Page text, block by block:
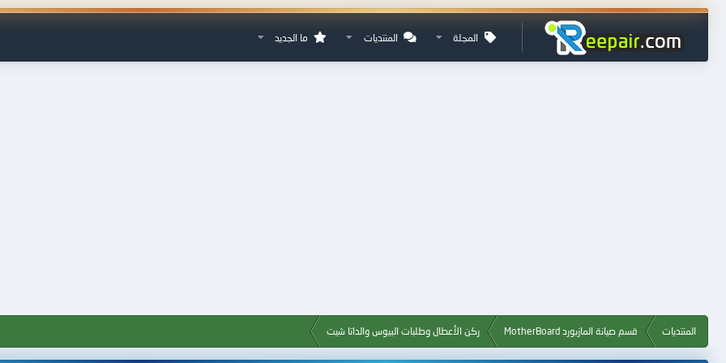
المجلة المنتديات ما الجديد
المنتديات قسم صيانة المازبورد MotherBoard ركن الأعطال وطلبات البيوس والداتا شيت